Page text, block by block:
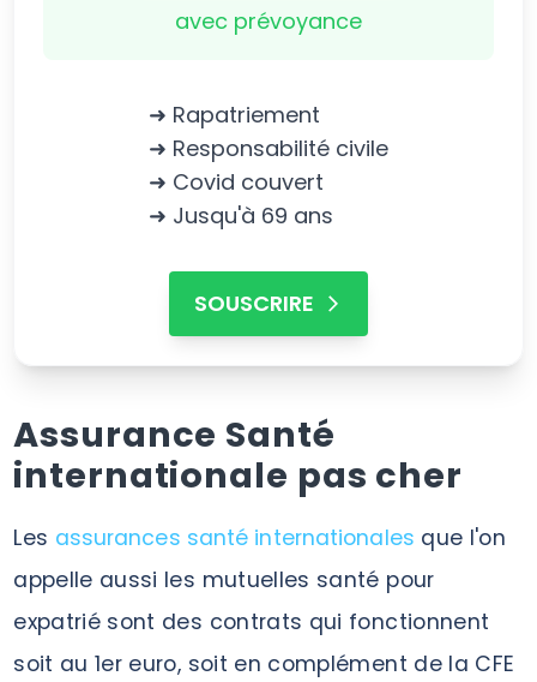
avec prévoyance
➜ Rapatriement
➜ Responsabilité civile
➜ Covid couvert
➜ Jusqu'à 69 ans
SOUSCRIRE
Assurance Santé
internationale pas cher
Les assurances santé internationales que l'on
appelle aussi les mutuelles santé pour
expatrié sont des contrats qui fonctionnent
soit au 1er euro, soit en complément de la CFE